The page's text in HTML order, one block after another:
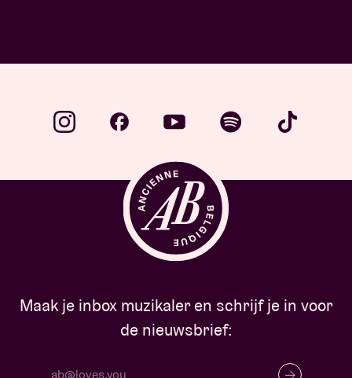
Maak je inbox muzikaler en schrijf je in voor
de nieuwsbrief: